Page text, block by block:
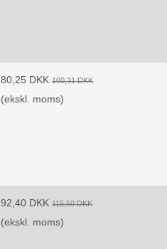
80,25 DKK 100,31 DKK
(ekskl. moms)
92,40 DKK 115,50 DKK
(ekskl. moms)